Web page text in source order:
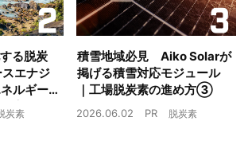
る脱炭
ルギー
素の進
炭素
積雪地域必見 Aiko Solarが
掲げる積雪対応モジュール
｜工場脱炭素の進め方③
2026.06.02 PR 脱炭素